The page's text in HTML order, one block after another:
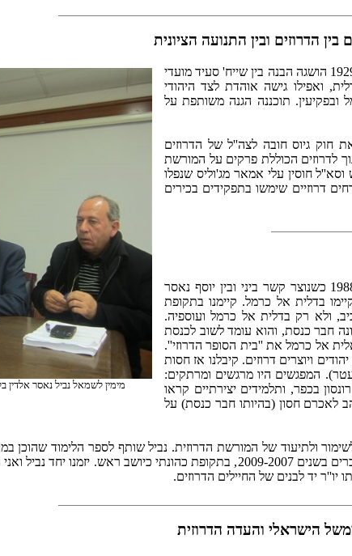
בין הדרוזים ובין התנועה הציונית
מימין לשמאל נביל נאסר
הקשרים בן הדרוזים לבין התנועה הציונית הבשילו בשנות השלושים של המאה העשרים. בשנת 1929 הושגה הבנה בין שייח' סעיד מועדי
1936) נָקטו הדרוזים עמדה ניטרלית, ואפילו גישה אוהדת לצד היהודי
ובפקיעין. תוכננה הגנה משותפת על
כקהילה דתית נפרדת מן הקהילה המוסלמית (1956), חקקה את חוק גיוס חובה לצה''ל של הדרוזים
דין דתיים דרוזים (1962). הוקמה מערכת חינוך לדרוזים הכוללת פרקים על המורשת
וסא''ל חוסין עלי אמאר מג'וליס שנפלו
דרוזיים שימשו בתפקידים בכירים
זה שנים רבות שנרקם קשר קרוב בין סופרים יהודים וסופרים דרוזים. ראשיתו של הקשר ב-‏1988 כשנוצר קשר ביני ובין יוסף נאסר
בדלית אל כרמל. קיימנו בתקופת
ולא רק בדלית אל כרמל ועוספיה.
חבר כנסת, והוא עומד לשוב לכנסת
אל כרמל את ''בית הסופר הדרוזי''.
ויוצרים דרוזים. קיבלנו אז חסות
המפגשים היו מרגשים ומרתקים:
בכפר, ותלמידים יצירתיים קראו
לאכרם חסון (בהיותו חבר כנסת) על
ולתיעוד של המורשת הדרוזית. נביל שותף לספר הלימוד שהוכן
שנערך מדי שנה על ידי המועצה הציונית. המשורר נביל שימש אף כסגן יו''ר אגודת הסופרים העברים
יד לבנים של החיילים הדרוזים.
הישראלי והעדה הדרוזית